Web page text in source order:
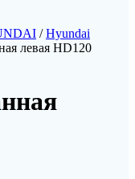
/Hyundai
левая HD120